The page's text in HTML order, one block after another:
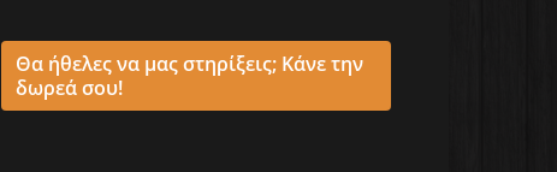
Θα ήθελες να μας στηρίξεις; Κάνε την
δωρεά σου!